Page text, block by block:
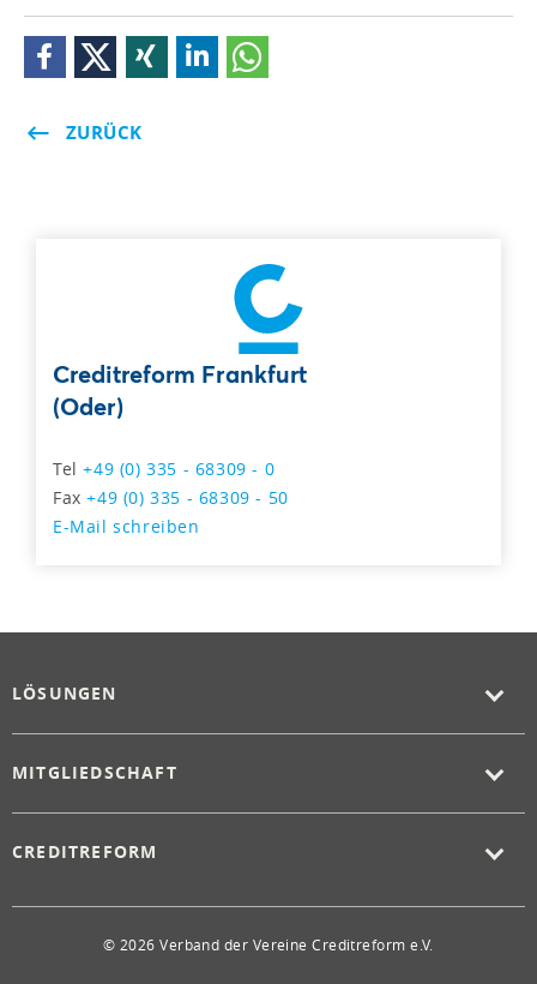
ZURÜCK
Creditreform Frankfurt
(Oder)
Tel+49 (0) 335 - 68309 - 0
Fax+49 (0) 335 - 68309 - 50
E-Mail schreiben
LÖSUNGEN
MITGLIEDSCHAFT
CREDITREFORM
© 2026 Verband der Vereine Creditreform e.V.